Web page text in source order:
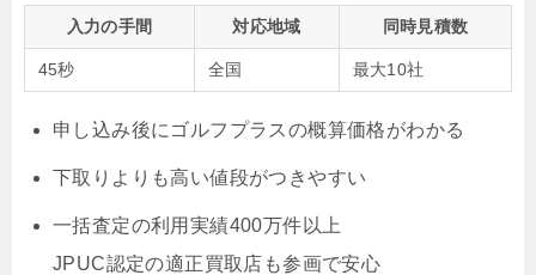
入力の手間 対応地域 同時見積数
45秒 全国 最大10社
申し込み後にゴルフプラスの概算価格がわかる
下取りよりも高い値段がつきやすい
一括査定の利用実績400万件以上
JPUC認定の適正買取店も参画で安心